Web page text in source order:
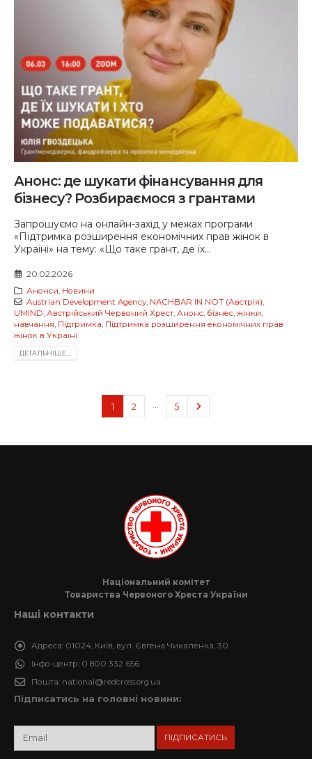
Анонс: де шукати фінансування для
бізнесу? Розбираємося з грантами
Запрошуємо на онлайн-захід у межах програми
«Підтримка розширення економічних прав жінок в
Україні» на тему: «Що таке грант, де їх...
20.02.2026
Анонси Новини
Austrian Development Agency, NACHBAR IN NOT (Австрія)
UMIND Австрійський Червоний Хрест, Анонс бізнес жінки
навчання Підтримка Підтримка розширення економічних прав
жінок в Україні
ДЕТАЛЬНIШЕ...
1 2 5
Національний комітет
Товариства Червоного Хреста України
Наші контакти
Адреса: 01024, Київ, вул. Євгена Чикаленка, 30
Інфо-центр: 0 800 332 656
Пошта: national@redcross.org.ua
Підписатись на головні новини: